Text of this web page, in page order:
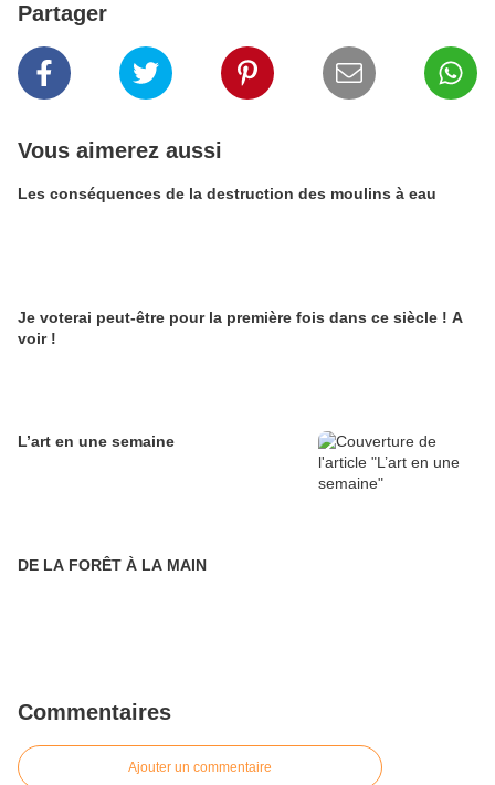
Partager
Vous aimerez aussi
Les conséquences de la destruction des moulins à eau
Je voterai peut-être pour la première fois dans ce siècle ! A
voir !
L’art en une semaine
DE LA FORÊT À LA MAIN
Commentaires
Ajouter un commentaire